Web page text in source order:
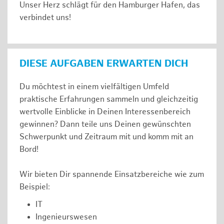
Unser Herz schlägt für den Hamburger Hafen, das
verbindet uns!
DIESE AUFGABEN ERWARTEN DICH
Du möchtest in einem vielfältigen Umfeld
praktische Erfahrungen sammeln und gleichzeitig
wertvolle Einblicke in Deinen Interessenbereich
gewinnen? Dann teile uns Deinen gewünschten
Schwerpunkt und Zeitraum mit und komm mit an
Bord!
Wir bieten Dir spannende Einsatzbereiche wie zum
Beispiel:
IT
Ingenieurswesen